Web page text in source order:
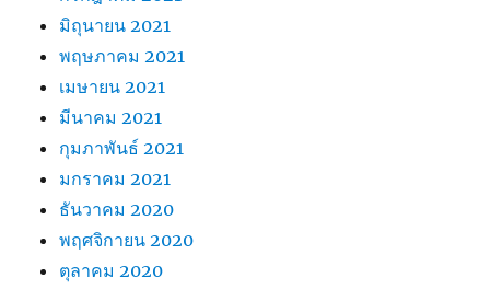
มิถุนายน 2021
พฤษภาคม 2021
เมษายน 2021
มีนาคม 2021
กุมภาพันธ์ 2021
มกราคม 2021
ธันวาคม 2020
พฤศจิกายน 2020
ตุลาคม 2020